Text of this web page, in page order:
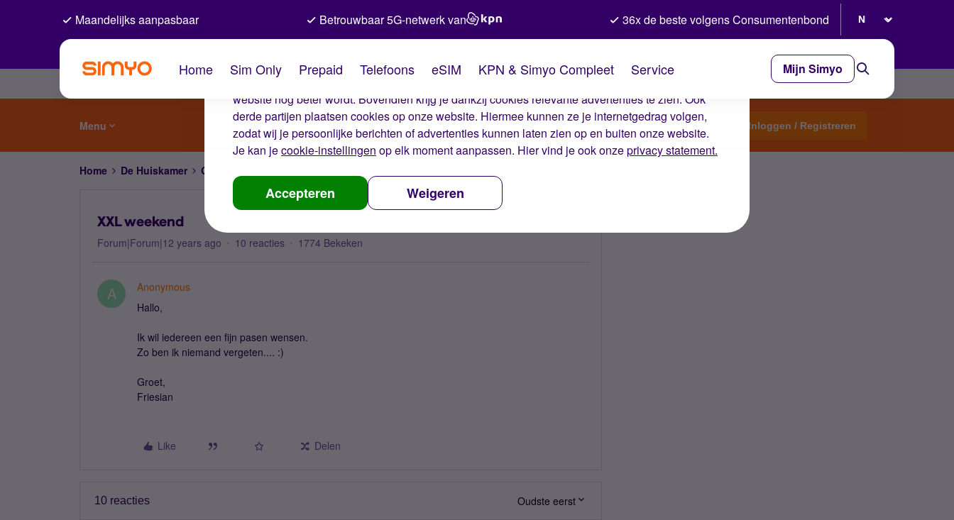
De cookies van Simyo
Wij gebruiken cookies op onze website. Met deze cookies zorgen wij ervoor dat je ervaring op de
website nog beter wordt. Bovendien krijg je dankzij cookies relevante advertenties te zien. Ook
derde partijen plaatsen cookies op onze website. Hiermee kunnen ze je internetgedrag volgen,
zodat wij je persoonlijke berichten of advertenties kunnen laten zien op en buiten onze website.
Je kan jecookie-instellingen op elk moment aanpassen. Hier vind je ook onzeprivacy statement.
Accepteren Weigeren
Maandelijks aanpasbaar Betrouwbaar 5G-netwerk van 36x de beste volgens Consumentenbond
Home Sim Only Prepaid Telefoons eSIM KPN & Simyo Compleet Service Mijn Simyo
Menu Start een topic Inloggen / Registreren
Home De Huiskamer Gewoon gezellig
XXL weekend
Forum|Forum|12 years ago 10 reacties 1774 Bekeken
A
Anonymous
Hallo,
Ik wil iedereen een fijn pasen wensen.
Zo ben ik niemand vergeten.... :)
Groet,
Friesian
Like Delen
10 reacties Oudste eerst